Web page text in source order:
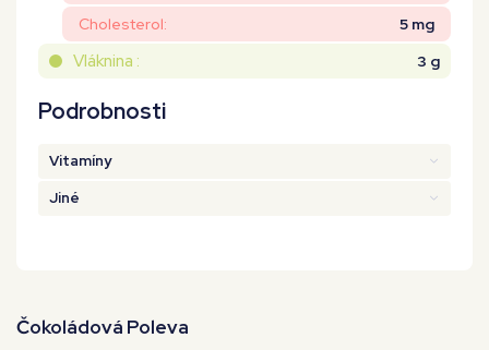
Cholesterol:
5 mg
Vláknina : 3 g
Podrobnosti
Vitamíny
Jiné
Čokoládová Poleva